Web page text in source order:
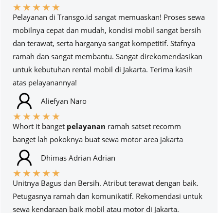
★★★★★
Pelayanan di Transgo.id sangat memuaskan! Proses sewa
mobilnya cepat dan mudah, kondisi mobil sangat bersih
dan terawat, serta harganya sangat kompetitif. Stafnya
ramah dan sangat membantu. Sangat direkomendasikan
untuk kebutuhan rental mobil di Jakarta. Terima kasih
atas pelayanannya!
Aliefyan Naro
★★★★★
Whort it banget pelayanan ramah satset recomm
banget lah pokoknya buat sewa motor area jakarta
Dhimas Adrian Adrian
★★★★★
Unitnya Bagus dan Bersih. Atribut terawat dengan baik.
Petugasnya ramah dan komunikatif. Rekomendasi untuk
sewa kendaraan baik mobil atau motor di Jakarta.